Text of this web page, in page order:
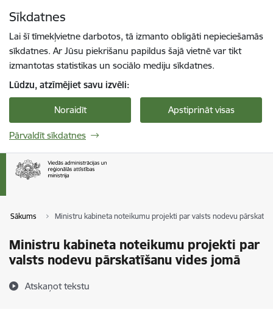
Sīkdatnes
Lai šī tīmekļvietne darbotos, tā izmanto obligāti nepieciešamās
sīkdatnes. Ar Jūsu piekrišanu papildus šajā vietnē var tikt
izmantotas statistikas un sociālo mediju sīkdatnes.
Lūdzu, atzīmējiet savu izvēli:
Noraidīt Apstiprināt visas
Pārvaldīt sīkdatnes
Sākums Ministru kabineta noteikumu projekti par valsts nodevu
Ministru kabineta noteikumu projekti par
valsts nodevu pārskatīšanu vides jomā
Atskaņot tekstu